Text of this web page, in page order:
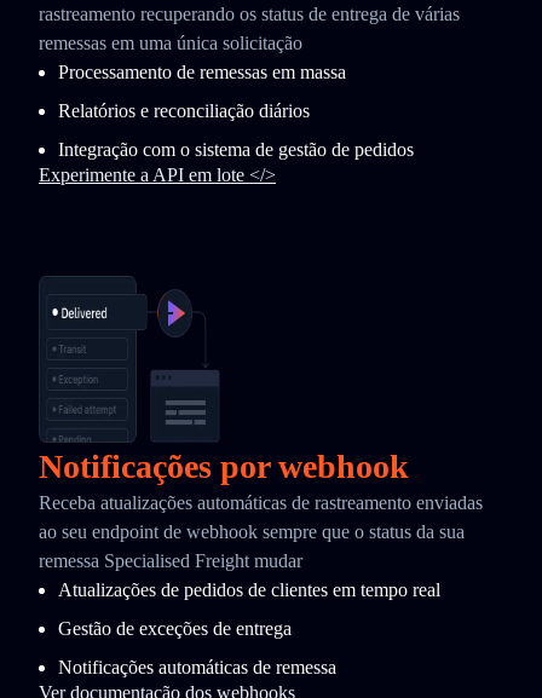
rastreamento recuperando os status de entrega de várias
remessas em uma única solicitação
Processamento de remessas em massa
Relatórios e reconciliação diários
Integração com o sistema de gestão de pedidos
Experimente a API em lote </>
Notificações por webhook
Receba atualizações automáticas de rastreamento enviadas
ao seu endpoint de webhook sempre que o status da sua
remessa Specialised Freight mudar
Atualizações de pedidos de clientes em tempo real
Gestão de exceções de entrega
Notificações automáticas de remessa
Ver documentação dos webhooks